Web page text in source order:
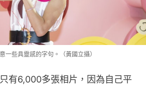
一些具靈感的字句。（黃國立攝）
有6,000多張相片，因為自己平